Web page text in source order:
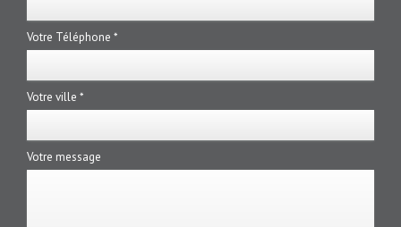
Votre Téléphone *
Votre ville *
Votre message